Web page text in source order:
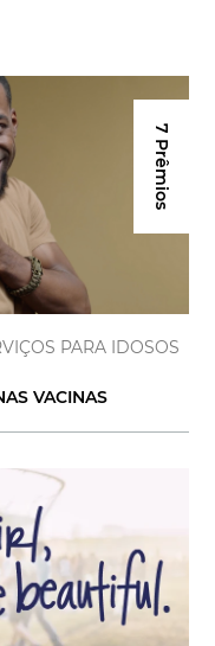
PARA IDOSOS
VACINAS
7 Prêmios